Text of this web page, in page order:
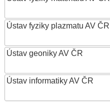
Ústav fyziky plazmatu AV ČR
Ústav geoniky AV ČR
Ústav informatiky AV ČR